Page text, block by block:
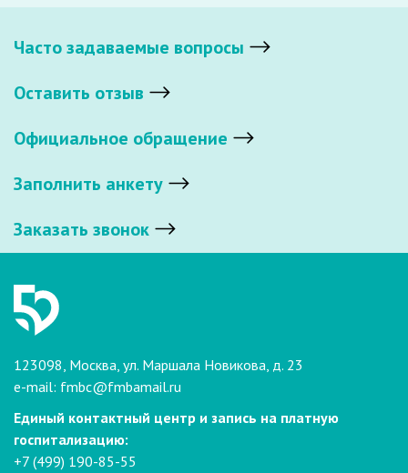
Часто задаваемые вопросы
Оставить отзыв
Официальное обращение
Заполнить анкету
Заказать звонок
123098, Москва, ул. Маршала Новикова, д. 23
e-mail: fmbc@fmbamail.ru
Единый контактный центр и запись на платную
госпитализацию:
+7 (499) 190-85-55